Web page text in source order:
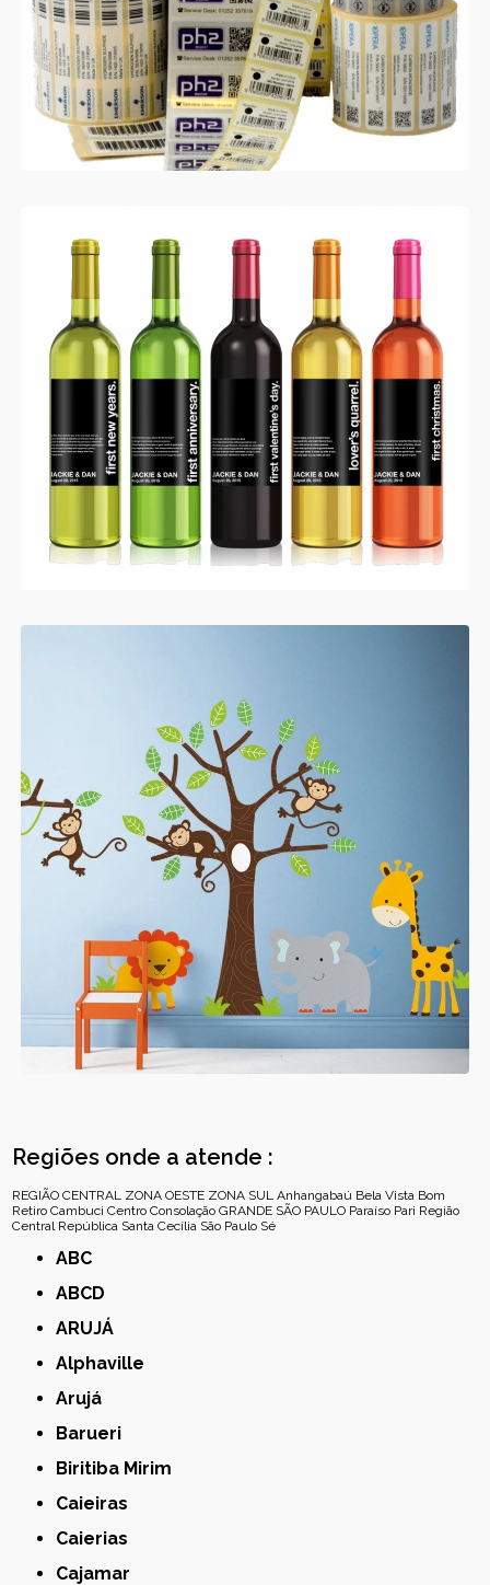
Regiões onde a atende :
REGIÃO CENTRAL ZONA OESTE ZONA SUL Anhangabaú Bela Vista Bom
Retiro Cambuci Centro Consolação GRANDE SÃO PAULO Paraíso Pari Região
Central República Santa Cecília São Paulo Sé
ABC
ABCD
ARUJÁ
Alphaville
Arujá
Barueri
Biritiba Mirim
Caieiras
Caierias
Cajamar